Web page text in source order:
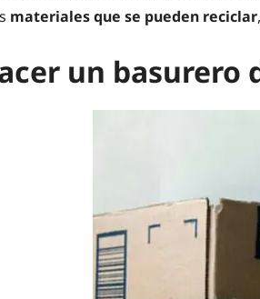
materiales que se pueden reciclar
un basurero